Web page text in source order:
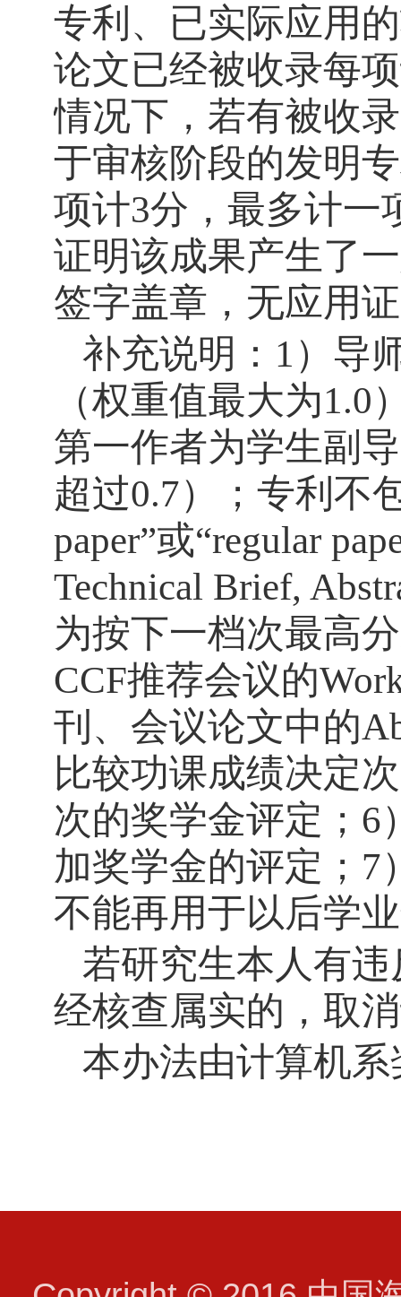
专利、已实际应用
论文已经被收录每
情况下，若有被收
于审核阶段的发明
项计3分，最多计一
证明该成果产生了
签字盖章，无应用
补充说明： 1）导
（权重值最大为1.0
第一作者为学生副
超过0.7）；专利不
paper”或“regular
Technical Brief,
为按下一档次最高
CCF推荐会议的
刊、会议论文中的
比较功课成绩决定
次的奖学金评定； 6
加奖学金的评定； 7
不能再用于以后学
若研究生本人有
经核查属实的，取
本办法由计算机